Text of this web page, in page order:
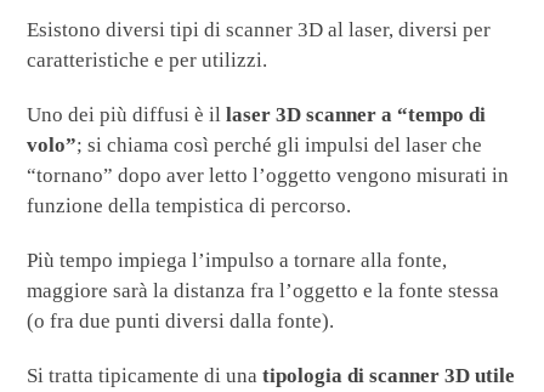
Esistono diversi tipi di scanner 3D al laser, diversi per
caratteristiche e per utilizzi.
Uno dei più diffusi è illaser 3D scanner a “tempo di
volo”; si chiama così perché gli impulsi del laser che
“tornano” dopo aver letto l’oggetto vengono misurati in
funzione della tempistica di percorso.
Più tempo impiega l’impulso a tornare alla fonte,
maggiore sarà la distanza fra l’oggetto e la fonte stessa
(o fra due punti diversi dalla fonte).
Si tratta tipicamente di unatipologia di scanner 3D utile